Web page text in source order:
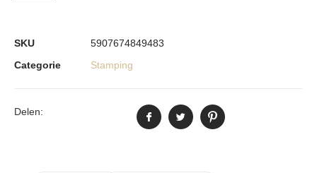
SKU
5907674849483
Categorie
Stamping
Delen: